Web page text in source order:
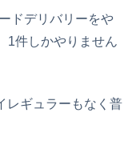
ドデリバリーをや
1件しかやりません
レギュラーもなく普